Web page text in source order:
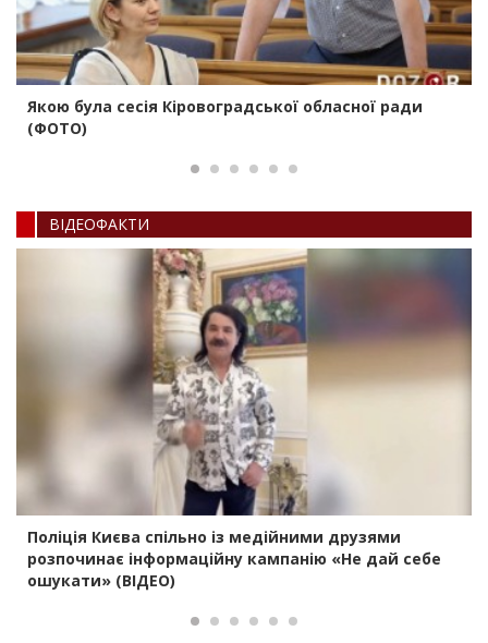
Якою була сесія Кіровоградської обласної ради
(ФОТО)
ВIДЕОФАКТИ
Поліція Києва спільно із медійними друзями
розпочинає інформаційну кампанію «Не дай себе
ошукати» (ВІДЕО)